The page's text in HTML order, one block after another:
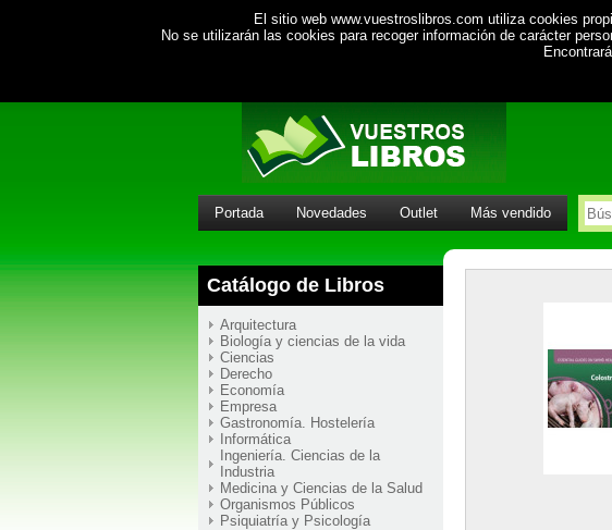
El sitio web www.vuestroslibros.com utiliza cookies
No se utilizarán las cookies para recoger información de carácter
Portada Novedades Outlet Más vendido
Catálogo de Libros
Arquitectura
Biología y ciencias de la vida
Ciencias
Derecho
Economía
Empresa
Gastronomía. Hostelería
Informática
Ingeniería. Ciencias de la
Industria
Medicina y Ciencias de la Salud
Organismos Públicos
Psiquiatría y Psicología